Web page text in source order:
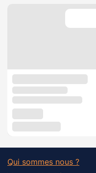
Qui sommes nous ?